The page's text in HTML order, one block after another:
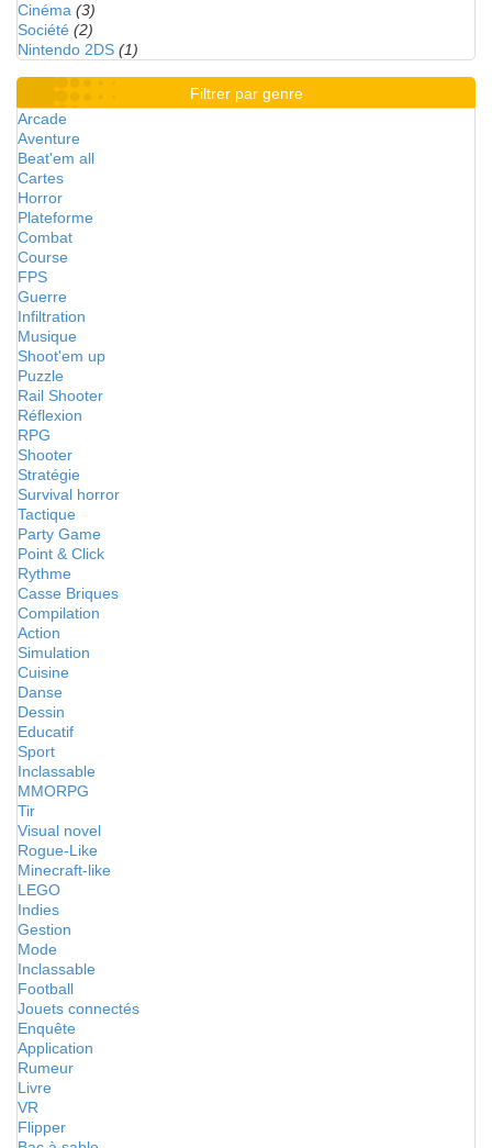
Cinéma (3)
Société (2)
Nintendo 2DS (1)
Filtrer par genre
Arcade
Aventure
Beat'em all
Cartes
Horror
Plateforme
Combat
Course
FPS
Guerre
Infiltration
Musique
Shoot'em up
Puzzle
Rail Shooter
Réflexion
RPG
Shooter
Stratégie
Survival horror
Tactique
Party Game
Point & Click
Rythme
Casse Briques
Compilation
Action
Simulation
Cuisine
Danse
Dessin
Educatif
Sport
Inclassable
MMORPG
Tir
Visual novel
Rogue-Like
Minecraft-like
LEGO
Indies
Gestion
Mode
Inclassable
Football
Jouets connectés
Enquête
Application
Rumeur
Livre
VR
Flipper